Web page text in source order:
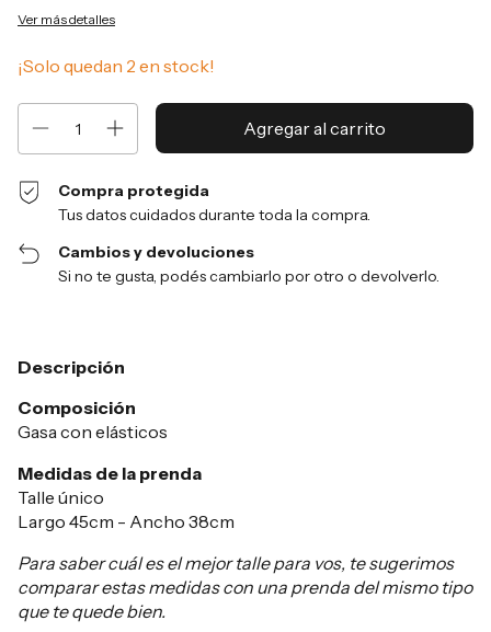
Ver más detalles
¡Solo quedan 2 en stock!
Compra protegida
Tus datos cuidados durante toda la compra.
Cambios y devoluciones
Si no te gusta, podés cambiarlo por otro o devolverlo.
Descripción
Composición
Gasa con elásticos
Medidas de la prenda
Talle único
Largo 45cm - Ancho 38cm
Para saber cuál es el mejor talle para vos, te sugerimos
comparar estas medidas con una prenda del mismo tipo
que te quede bien.